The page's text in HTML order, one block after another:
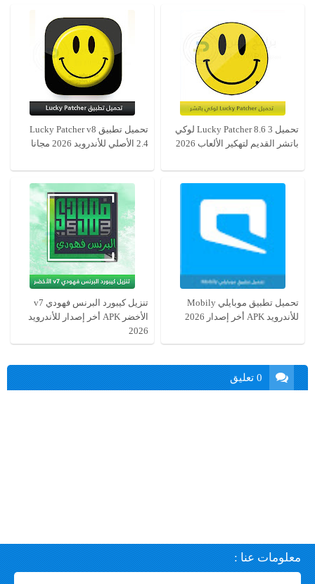
تحميل Lucky Patcher 8.6 3 لوكي
باتشر القديم لتهكير الألعاب 2026
تحميل تطبيق Lucky Patcher v8
2.4 الأصلي للأندرويد 2026 مجانا
تحميل تطبيق موبايلي Mobily
للأندرويد APK أخر إصدار 2026
تنزيل كيبورد البرنس فهودي v7
الأخضر APK أخر إصدار للأندرويد
2026
0 تعليق
معلومات عنا :